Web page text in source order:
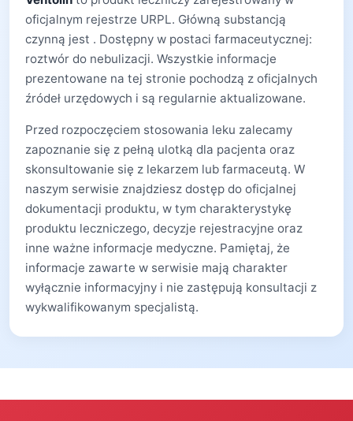
oficjalnym rejestrze URPL. Główną substancją
czynną jest . Dostępny w postaci farmaceutycznej:
roztwór do nebulizacji. Wszystkie informacje
prezentowane na tej stronie pochodzą z oficjalnych
źródeł urzędowych i są regularnie aktualizowane.
Przed rozpoczęciem stosowania leku zalecamy
zapoznanie się z pełną ulotką dla pacjenta oraz
skonsultowanie się z lekarzem lub farmaceutą. W
naszym serwisie znajdziesz dostęp do oficjalnej
dokumentacji produktu, w tym charakterystykę
produktu leczniczego, decyzje rejestracyjne oraz
inne ważne informacje medyczne. Pamiętaj, że
informacje zawarte w serwisie mają charakter
wyłącznie informacyjny i nie zastępują konsultacji z
wykwalifikowanym specjalistą.